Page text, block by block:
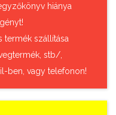
hiánya
termék szállítása
stb/,
ben, vagy telefonon!